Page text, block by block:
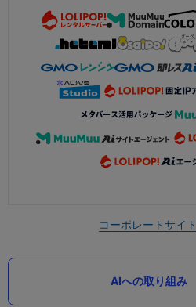
コーポレートサイト
AIへの取り組み